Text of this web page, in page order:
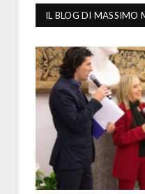
IL BLOG DI MASSIMO